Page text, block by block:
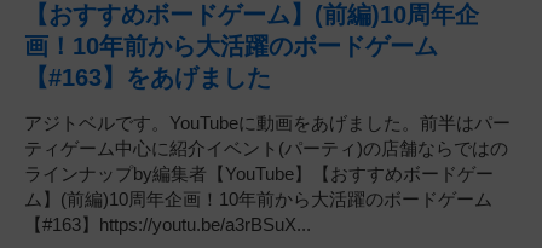
【おすすめボードゲーム】(前編)10周年企
画！10年前から大活躍のボードゲーム
【#163】をあげました
アジトベルです。YouTubeに動画をあげました。前半はパー
ティゲーム中心に紹介イベント(パーティ)の店舗ならではの
ラインナップby編集者【YouTube】【おすすめボードゲー
ム】(前編)10周年企画！10年前から大活躍のボードゲーム
【#163】https://youtu.be/a3rBSuX...